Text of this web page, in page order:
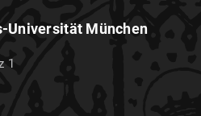
Universität München
1